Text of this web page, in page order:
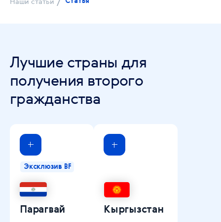
Лучшие страны для
получения второго
гражданства
Эксклюзив BF
Парагвай Кыргызстан